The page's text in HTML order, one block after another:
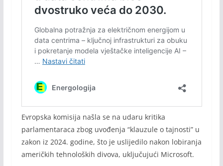
Evropska komisija našla se na udaru kritika
parlamentaraca zbog uvođenja “klauzule o tajnosti” u
zakon iz 2024. godine, što je uslijedilo nakon lobiranja
američkih tehnoloških divova, uključujući Microsoft.